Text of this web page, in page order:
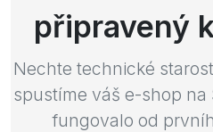
připravený
Nechte technické
spustíme váš e-shop
fungovalo od